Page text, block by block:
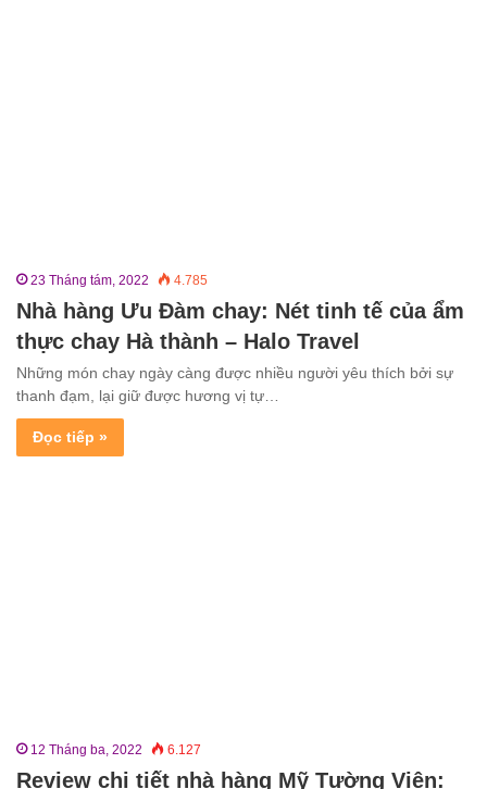
23 Tháng tám, 2022 4.785
Nhà hàng Ưu Đàm chay: Nét tinh tế của ẩm
thực chay Hà thành – Halo Travel
Những món chay ngày càng được nhiều người yêu thích bởi sự
thanh đạm, lại giữ được hương vị tự…
Đọc tiếp »
12 Tháng ba, 2022 6.127
Review chi tiết nhà hàng Mỹ Tường Viên: